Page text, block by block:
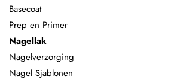
Basecoat
Prep en Primer
Nagellak
Nagelverzorging
Nagel Sjablonen